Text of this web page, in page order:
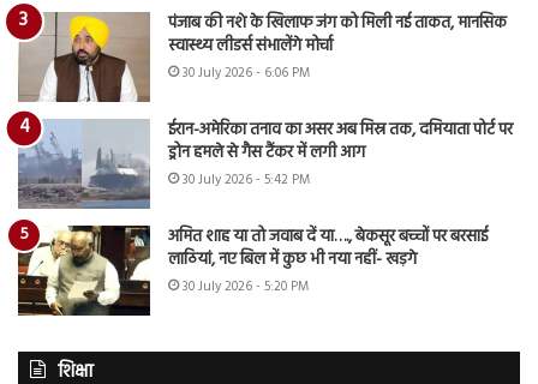
पंजाब की नशे के खिलाफ जंग को मिली नई ताकत, मानसिक
स्वास्थ्य लीडर्स संभालेंगे मोर्चा
30 July 2026 - 6:06 PM
ईरान-अमेरिका तनाव का असर अब मिस्र तक, दमियाता पोर्ट पर
ड्रोन हमले से गैस टैंकर में लगी आग
30 July 2026 - 5:42 PM
अमित शाह या तो जवाब दें या…., बेकसूर बच्चों पर बरसाई
लाठियां, नए बिल में कुछ भी नया नहीं- खड़गे
30 July 2026 - 5:20 PM
शिक्षा